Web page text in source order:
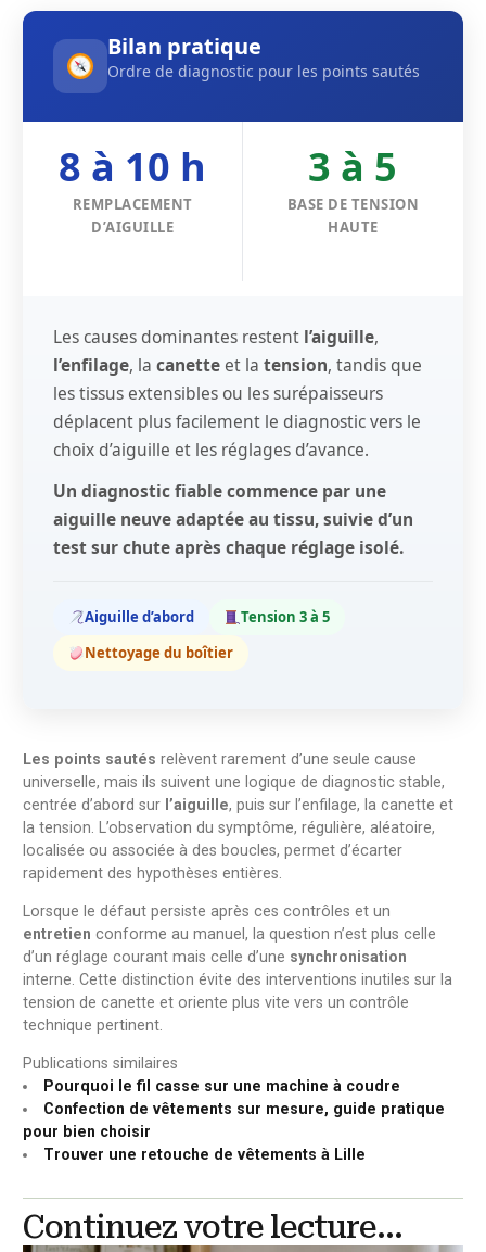
Bilan pratique
Ordre de diagnostic pour les points sautés
8 à 10 h
REMPLACEMENT
D’AIGUILLE
3 à 5
BASE DE TENSION
HAUTE
Les causes dominantes restent l’aiguille,
l’enfilage, lacanette et latension, tandis que
les tissus extensibles ou les surépaisseurs
déplacent plus facilement le diagnostic vers le
choix d’aiguille et les réglages d’avance.
Un diagnostic fiable commence par une
aiguille neuve adaptée au tissu, suivie d’un
test sur chute après chaque réglage isolé.
Aiguille d’abord
Tension 3 à 5
Nettoyage du boîtier
Les points sautés relèvent rarement d’une seule cause
universelle, mais ils suivent une logique de diagnostic stable,
centrée d’abord sur l’aiguille, puis sur l’enfilage, la canette et
la tension. L’observation du symptôme, régulière, aléatoire,
localisée ou associée à des boucles, permet d’écarter
rapidement des hypothèses entières.
Lorsque le défaut persiste après ces contrôles et un
entretien conforme au manuel, la question n’est plus celle
d’un réglage courant mais celle d’une synchronisation
interne. Cette distinction évite des interventions inutiles sur la
tension de canette et oriente plus vite vers un contrôle
technique pertinent.
Publications similaires
Pourquoi le fil casse sur une machine à coudre
Confection de vêtements sur mesure, guide pratique
pour bien choisir
Trouver une retouche de vêtements à Lille
Continuez votre lecture...